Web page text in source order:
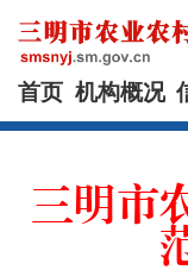
首页 机构概况
三明市